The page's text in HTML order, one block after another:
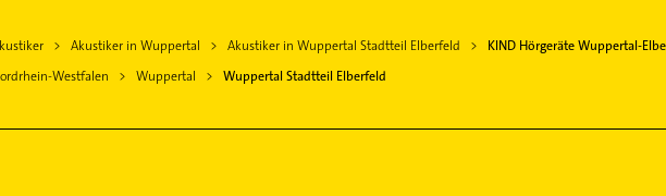
Akustiker in Wuppertal Akustiker in Wuppertal Stadtteil Elberfeld
KIND Hörgeräte Wuppertal-
Westfalen Wuppertal Wuppertal Stadtteil Elberfeld